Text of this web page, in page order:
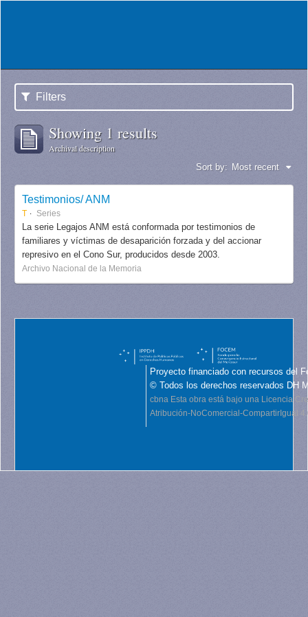
Filters
Showing 1 results
Archival description
Sort by: Most recent
Testimonios/ ANM
T Series
La serie Legajos ANM está conformada por testimonios de
familiares y víctimas de desaparición forzada y del accionar
represivo en el Cono Sur, producidos desde 2003.
Archivo Nacional de la Memoria
Proyecto financiado con recursos del
© Todos los derechos reservados DH
cbna Esta obra está bajo una Licencia
Atribución-NoComercial-CompartirIgual